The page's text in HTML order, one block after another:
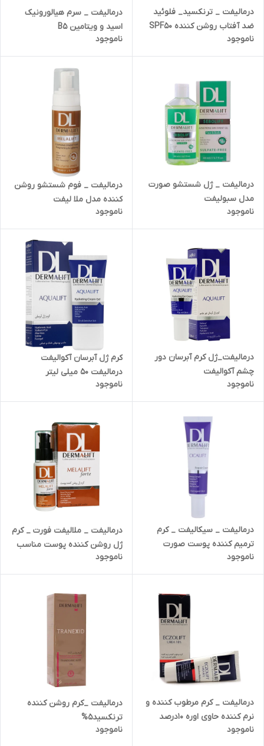
درمالیفت _ ترنکسید_ فلوئید
ضد آفتاب روشن کننده SPF50
مناسب انواع پوست 40 میلی لیتر
ناموجود
درمالیفت _ سرم هیالورونیک
اسید و ویتامین B5
ناموجود
درمالیفت _ ژل شستشو صورت
مدل سبولیفت
ناموجود
درمالیفت _ فوم شستشو روشن
کننده مدل ملا لیفت
ناموجود
درمالیفت_ژل کرم آبرسان دور
چشم آکوالیفت
ناموجود
کرم ژل آبرسان آکوالیفت
درمالیفت 50 میلی لیتر
ناموجود
درمالیفت _ سیکالیفت _ کرم
ترمیم کننده پوست صورت
مناسب پوست‌های آسیب‌دیده
ناموجود
درمالیفت _ ملالیفت فورت _ کرم
ژل روشن کننده پوست مناسب
انواع پوست 50ml
ناموجود
درمالیفت _ کرم مرطوب کننده و
نرم کننده حاوی اوره 10درصد
اگزولیفت
ناموجود
درمالیفت _کرم روشن کننده
ترنکسید5%
ناموجود